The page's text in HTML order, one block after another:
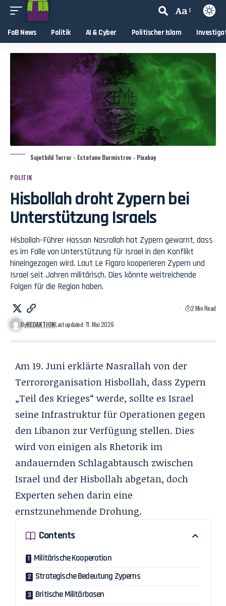
Aa
FoB News Politik AI & Cyber Politischer Islam
Sujetbild Terror - Estefano Burmistrov - Pixabay
POLITIK
Hisbollah droht Zypern bei
Unterstützung Israels
Hisbollah-Führer Hassan Nasrallah hat Zypern gewarnt, dass
es im Falle von Unterstützung für Israel in den Konflikt
hineingezogen wird. Laut Le Figaro kooperieren Zypern und
Israel seit Jahren militärisch. Dies könnte weitreichende
Folgen für die Region haben.
ByREDAKTIONLast updated: 11. Mai 2026
2 Min Read
Am 19. Juni erklärte Nasrallah von der
TerrororganisationHisbollah, dass Zypern
„Teil des Krieges“ werde, sollte es Israel
seine Infrastruktur für Operationen gegen
den Libanon zur Verfügung stellen. Dies
wird von einigen als Rhetorik im
andauernden Schlagabtausch zwischen
Israel und der Hisbollah abgetan, doch
Experten sehen darin eine
ernstzunehmende Drohung.
Contents
Militärische Kooperation
Strategische Bedeutung Zyperns
Britische Militärbasen